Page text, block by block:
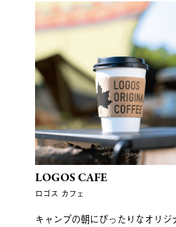
LOGOS CAFE
ロゴス カフェ
キャンプの朝にぴったりなオリジ